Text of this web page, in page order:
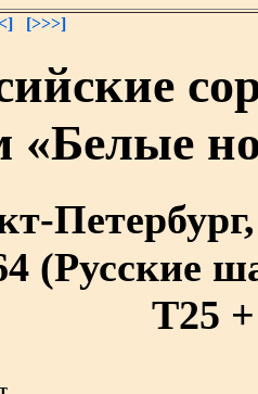
[>>>]
(Русские
T25